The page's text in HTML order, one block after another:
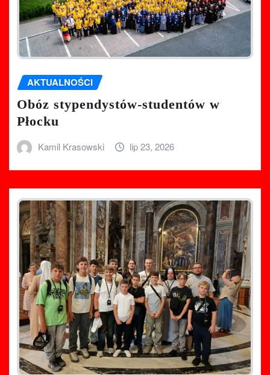
AKTUALNOŚCI
Obóz stypendystów-studentów w
Płocku
Kamil Krasowski lip 23, 2026